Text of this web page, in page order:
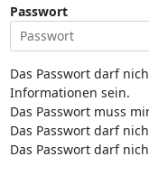
Passwort
Das Passwort darf
Informationen sein.
Das Passwort muss
Das Passwort darf
Das Passwort darf